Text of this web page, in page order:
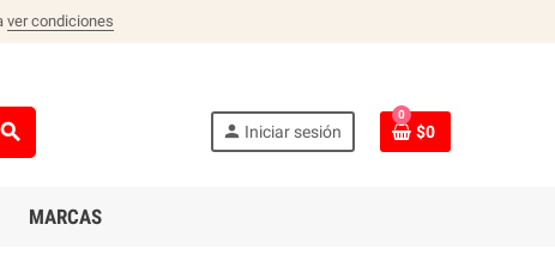
ver condiciones
search person Iniciar sesión
0
$0
MARCAS